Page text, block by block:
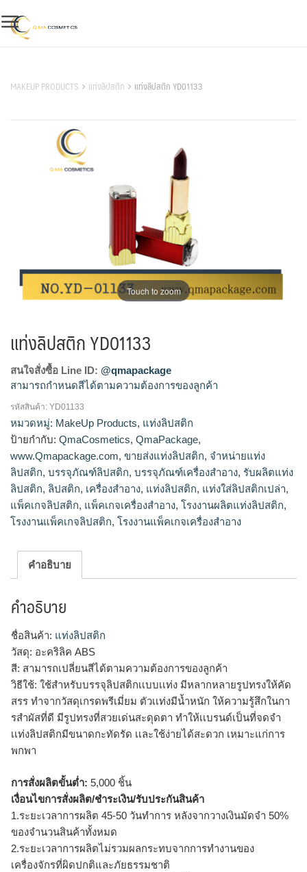
to
content
MAKEUP PRODUCTS แท่งลิปสติก แท่งลิปสติก YD01133
Touch to zoom
แท่งลิปสติก YD01133
สนใจสั่งซื้อ Line ID: @qmapackage
สามารถกำหนดสีได้ตามความต้องการของลูกค้า
โรงงานผลิตแท่งลิปสติก,จำหน่ายแท่งลิปสติก,รับผลิตแท่ง
ลิปสติก,ขายส่งแท่งลิปสติก
รหัสสินค้า: YD01133
หมวดหมู่: MakeUp Products, แท่งลิปสติก
ป้ายกำกับ: QmaCosmetics, QmaPackage,
www.Qmapackage.com, ขายส่งแท่งลิปสติก, จำหน่ายแท่ง
ลิปสติก, บรรจุภัณฑ์ลิปสติก, บรรจุภัณฑ์เครื่องสำอาง, รับผลิตแท่ง
ลิปสติก, ลิปสติก, เครื่องสำอาง, แท่งลิปสติก, แท่งใส่ลิปสติกเปล่า,
แพ็คเกจลิปสติก, แพ็คเกจเครื่องสำอาง, โรงงานผลิตแท่งลิปสติก,
โรงงานแพ็คเกจลิปสติก, โรงงานแพ็คเกจเครื่องสำอาง
คำอธิบาย
คำอธิบาย
ชื่อสินค้า: แท่งลิปสติก
วัสดุ: อะคริลิค ABS
สี: สามารถเปลี่ยนสีได้ตามความต้องการของลูกค้า
วิธีใช้: ใช้สำหรับบรรจุลิปสติกเเบบเเท่ง มีหลากหลายรูปทรงให้คัด
สรร ทำจากวัสดุเกรดพรีเมี่ยม ตัวเเท่งมีน้ำหนัก ให้ความรู้สึกในกา
รสำผัสที่ดี มีรูปทรงที่สวยเด่นสะดุดตา ทำให้เเบรนด์เป็นที่จดจำ
เเท่งลิปสติกมีขนาดกะทัดรัด เเละใช้ง่ายได้สะดวก เหมาะแก่การ
พกพา
การสั่งผลิตขั้นต่ำ: 5,000 ชิ้น
เงื่อนไขการสั่งผลิต/ชำระเงิน/รับประกันสินค้า
1.ระยะเวลาการผลิต 45-50 วันทำการ หลังจากวางเงินมัดจำ 50%
ของจำนวนสินค้าทั้งหมด
2.ระยะเวลาการผลิตไม่รวมผลกระทบจากการทำงานของ
เครื่องจักรที่ผิดปกติและภัยธรรมชาติ